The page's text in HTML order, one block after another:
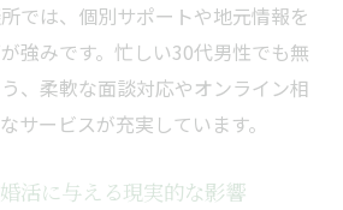
台でも安心できる相談所選定術
で重視されるサポート内容と特
で信頼できる相談所の見極め
では、個別サポートや地元情報を
強みです。忙しい30代男性でも無
、柔軟な面談対応やオンライン相
サービスが充実しています。
活に与える現実的な影響